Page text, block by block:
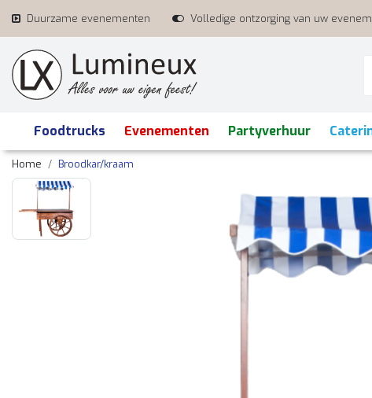
Duurzame evenementen Volledige ontzorging van uw
Foodtrucks Evenementen Partyverhuur
Home Broodkar/kraam